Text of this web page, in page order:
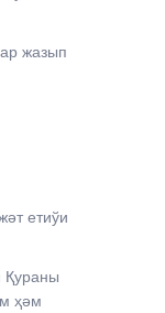
жазып
етиўи
Қураны
ҳәм